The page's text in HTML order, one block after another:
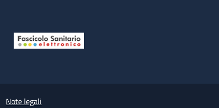
Small prints
Note legali